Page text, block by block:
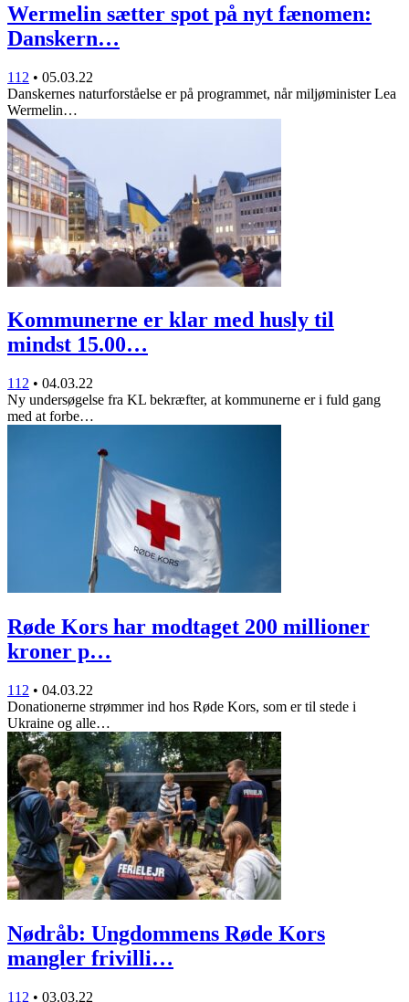
Wermelin sætter spot på nyt fænomen:
Danskern…
112 • 05.03.22
Danskernes naturforståelse er på programmet, når miljøminister Lea
Wermelin…
Kommunerne er klar med husly til
mindst 15.00…
112 • 04.03.22
Ny undersøgelse fra KL bekræfter, at kommunerne er i fuld gang
med at forbe…
Røde Kors har modtaget 200 millioner
kroner p…
112 • 04.03.22
Donationerne strømmer ind hos Røde Kors, som er til stede i
Ukraine og alle…
Nødråb: Ungdommens Røde Kors
mangler frivilli…
112 • 03.03.22